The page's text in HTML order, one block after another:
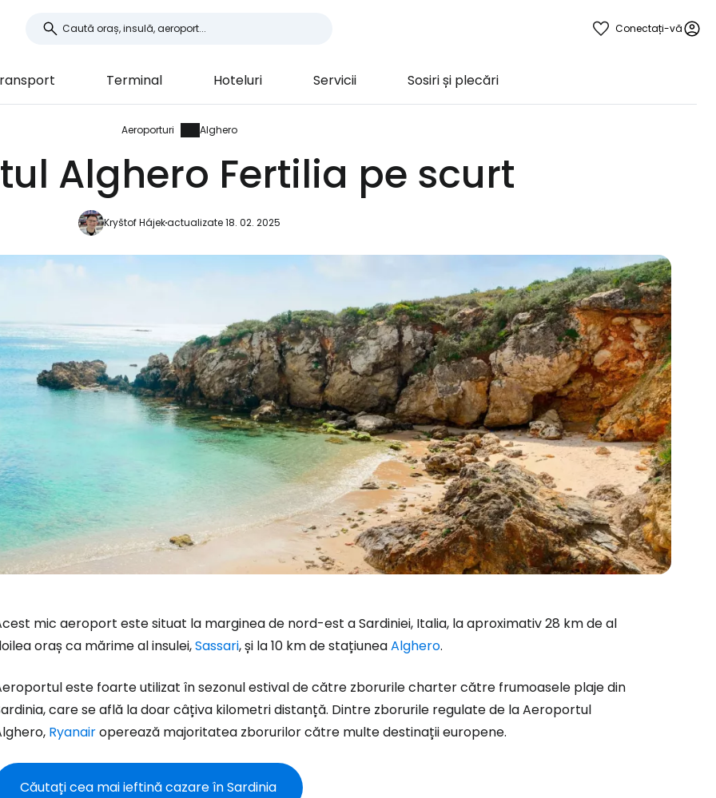
Conectați-vă
Terminal Hoteluri Servicii Sosiri și plecări
Aeroporturi Alghero
Alghero Fertilia pe scurt
Kryštof Hájekactualizate 18. 02. 2025
mic aeroport este situat la marginea de nord-est a Sardiniei, Italia, la aproximativ 28 km de al
oraș ca mărime al insulei,Sassari, și la 10 km de stațiuneaAlghero.
este foarte utilizat în sezonul estival de către zborurile charter către frumoasele plaje din
care se află la doar câțiva kilometri distanță. Dintre zborurile regulate de la Aeroportul
Ryanairoperează majoritatea zborurilor către multe destinații europene.
Căutați cea mai ieftină cazare în Sardinia
Conectați-vă la Cestee
... comunitatea mondială a călătorilor